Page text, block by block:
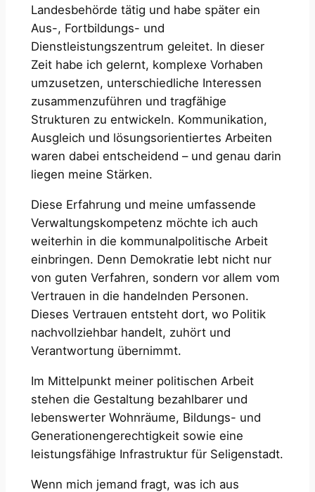
Landesbehörde tätig und habe später ein
Aus-, Fortbildungs- und
Dienstleistungszentrum geleitet. In dieser
Zeit habe ich gelernt, komplexe Vorhaben
umzusetzen, unterschiedliche Interessen
zusammenzuführen und tragfähige
Strukturen zu entwickeln. Kommunikation,
Ausgleich und lösungsorientiertes Arbeiten
waren dabei entscheidend – und genau darin
liegen meine Stärken.
Diese Erfahrung und meine umfassende
Verwaltungskompetenz möchte ich auch
weiterhin in die kommunalpolitische Arbeit
einbringen. Denn Demokratie lebt nicht nur
von guten Verfahren, sondern vor allem vom
Vertrauen in die handelnden Personen.
Dieses Vertrauen entsteht dort, wo Politik
nachvollziehbar handelt, zuhört und
Verantwortung übernimmt.
Im Mittelpunkt meiner politischen Arbeit
stehen die Gestaltung bezahlbarer und
lebenswerter Wohnräume, Bildungs- und
Generationengerechtigkeit sowie eine
leistungsfähige Infrastruktur für Seligenstadt.
Wenn mich jemand fragt, was ich aus